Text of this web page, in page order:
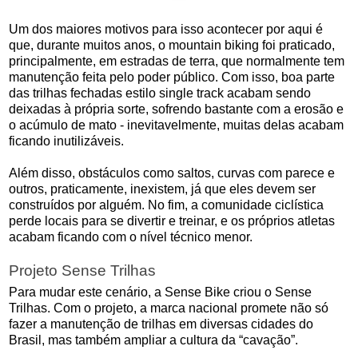
Um dos maiores motivos para isso acontecer por aqui é
que, durante muitos anos, o mountain biking foi praticado,
principalmente, em estradas de terra, que normalmente tem
manutenção feita pelo poder público. Com isso, boa parte
das trilhas fechadas estilo single track acabam sendo
deixadas à própria sorte, sofrendo bastante com a erosão e
o acúmulo de mato - inevitavelmente, muitas delas acabam
ficando inutilizáveis.
Além disso, obstáculos como saltos, curvas com parece e
outros, praticamente, inexistem, já que eles devem ser
construídos por alguém. No fim, a comunidade ciclística
perde locais para se divertir e treinar, e os próprios atletas
acabam ficando com o nível técnico menor.
Projeto Sense Trilhas
Para mudar este cenário, a Sense Bike criou o Sense
Trilhas. Com o projeto, a marca nacional promete não só
fazer a manutenção de trilhas em diversas cidades do
Brasil, mas também ampliar a cultura da “cavação”.